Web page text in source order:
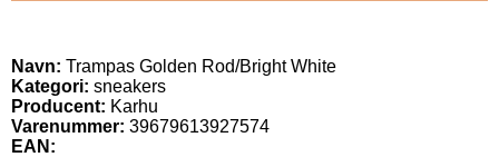
Navn: Trampas Golden Rod/Bright White
Kategori: sneakers
Producent: Karhu
Varenummer: 39679613927574
EAN: